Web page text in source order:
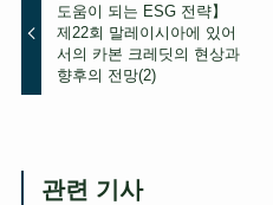
도움이 되는 ESG 전략】
제22회 말레이시아에 있어
서의 카본 크레딧의 현상과
향후의 전망(2)
관련 기사